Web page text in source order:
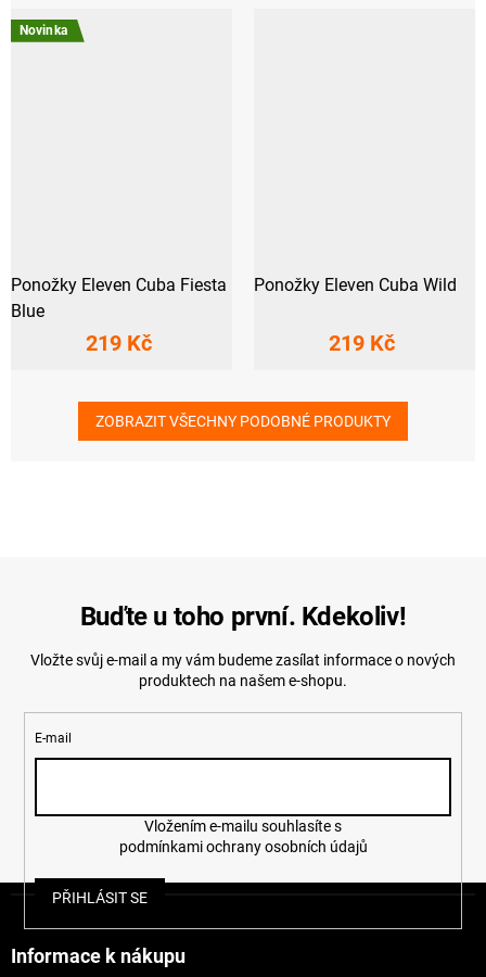
Novinka
Ponožky Eleven Cuba Fiesta
Blue
219 Kč
Ponožky Eleven Cuba Wild
219 Kč
ZOBRAZIT VŠECHNY PODOBNÉ PRODUKTY
Buďte u toho první. Kdekoliv!
Vložte svůj e-mail a my vám budeme zasílat informace o nových
produktech na našem e-shopu.
E-mail
podmínkami ochrany osobních údajů
PŘIHLÁSIT SE
Informace k nákupu